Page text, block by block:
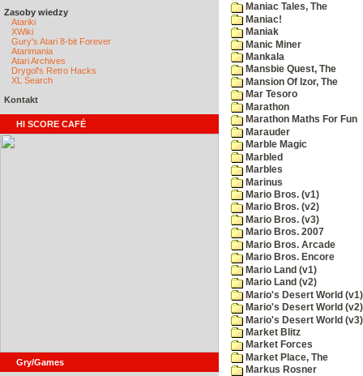
Zasoby wiedzy
Atariki
XWiki
Gury's Atari 8-bit Forever
Atarimania
Atari Archives
Drygol's Retro Hacks
XL Search
Kontakt
HI SCORE CAFÉ
Gry/Games
Maniac Tales, The
Maniac!
Maniak
Manic Miner
Mankala
Mansbie Quest, The
Mansion Of Izor, The
Mar Tesoro
Marathon
Marathon Maths For Fun
Marauder
Marble Magic
Marbled
Marbles
Marinus
Mario Bros. (v1)
Mario Bros. (v2)
Mario Bros. (v3)
Mario Bros. 2007
Mario Bros. Arcade
Mario Bros. Encore
Mario Land (v1)
Mario Land (v2)
Mario's Desert World (v1)
Mario's Desert World (v2)
Mario's Desert World (v3)
Market Blitz
Market Forces
Market Place, The
Markus Rosner